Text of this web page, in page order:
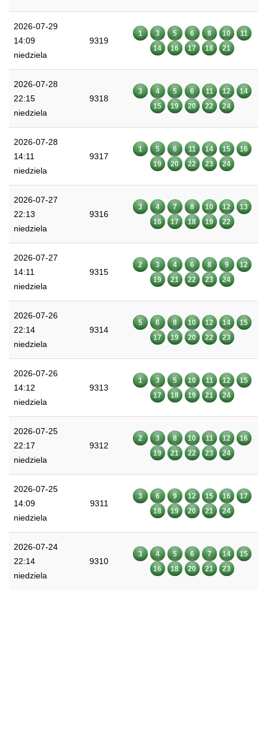
2026-07-29
14:09
niedziela
9319
1 3 5 6 8 10
11
14
16 17 18 21
2026-07-28
22:15
niedziela
9318
3 4 5 6 11 12
14
15
19 20 22 24
2026-07-28
14:11
niedziela
9317
1 5 6 11 14 15
16
19
20 22 23 24
2026-07-27
22:13
niedziela
9316
3 4 7 8 10 12
13
16
17 18 19 22
2026-07-27
14:11
niedziela
9315
2 3 4 6 8 9
12
19
21 22 23 24
2026-07-26
22:14
niedziela
9314
5 6 8 10 12 14
15
17
19 20 22 23
2026-07-26
14:12
niedziela
9313
1 3 5 10 11 12
15
17
18 19 21 24
2026-07-25
22:17
niedziela
9312
2 3 8 10 11 12
16
19
21 22 23 24
2026-07-25
14:09
niedziela
9311
3 6 9 12 15 16
17
18
19 20 21 24
2026-07-24
22:14
niedziela
9310
3 4 5 6 7 14
15
16
18 20 21 23